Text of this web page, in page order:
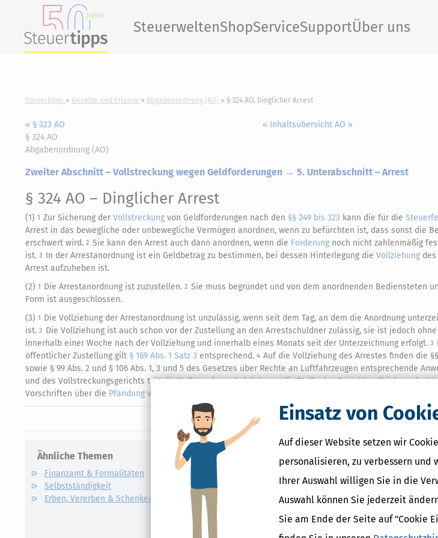
Einsatz von
Auf dieser Website setzen wir
personalisieren, zu verbessern
Ihrer Auswahl willigen Sie in die
Auswahl können Sie jederzeit
Sie am Ende der Seite auf "Cookie
SteuerweltenShopServiceSupportÜber uns
Steuertipps Gesetze und Erlasse Abgabenordnung (AO) § 324 AO, Dinglicher Arrest
« § 323 AO « Inhaltsübersicht AO »
§ 324 AO
Abgabenordnung (AO)
Zweiter Abschnitt – Vollstreckung wegen Geldforderungen → 5. Unterabschnitt – Arrest
§ 324 AO – Dinglicher Arrest
(1) 1 Zur Sicherung der Vollstreckung von Geldforderungen nach den §§ 249 bis 323 kann die für die
Arrest in das bewegliche oder unbewegliche Vermögen anordnen, wenn zu befürchten ist, dass sonst die
erschwert wird. 2 Sie kann den Arrest auch dann anordnen, wenn die Forderung noch nicht zahlenmäßig
ist. 3 In der Arrestanordnung ist ein Geldbetrag zu bestimmen, bei dessen Hinterlegung die Vollziehung
Arrest aufzuheben ist.
(2) 1 Die Arrestanordnung ist zuzustellen. 2 Sie muss begründet und von dem anordnenden Bediensteten
Form ist ausgeschlossen.
(3) 1 Die Vollziehung der Arrestanordnung ist unzulässig, wenn seit dem Tag, an dem die Anordnung
ist. 2 Die Vollziehung ist auch schon vor der Zustellung an den Arrestschuldner zulässig, sie ist jedoch
innerhalb einer Woche nach der Vollziehung und innerhalb eines Monats seit der Unterzeichnung erfolgt. 3
öffentlicher Zustellung gilt § 169 Abs. 1 Satz 3 entsprechend. 4 Auf die Vollziehung des Arrestes finden die
sowie § 99 Abs. 2 und § 106 Abs. 1, 3 und 5 des Gesetzes über Rechte an Luftfahrzeugen entsprechende
und des Vollstreckungsgerichts tritt die Vollstreckungsbehörde, an die Stelle des Gerichtsvollziehers der
Vorschriften über die Pfändung verwiesen wird, sind die entsprechenden Vorschriften dieses Gesetzes
Ähnliche Themen
Finanzamt & Formalitäten
Selbstständigkeit
Erben, Vererben & Schenken
Verwandte Lexikon-Begriffe
Definition und Erklärung
CO2-Steuer - Was ist das?